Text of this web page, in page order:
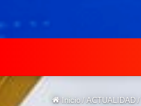
Inicio / ACTUALIDAD /